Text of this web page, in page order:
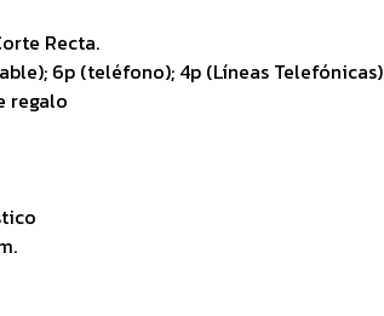
Recta.
6p (teléfono); 4p (Líneas
regalo